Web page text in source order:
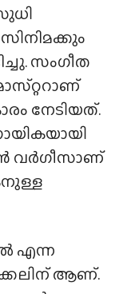
സംഗീത
നേടിയത്.
വർഗീസാണ്
എന്ന
ആണ്.